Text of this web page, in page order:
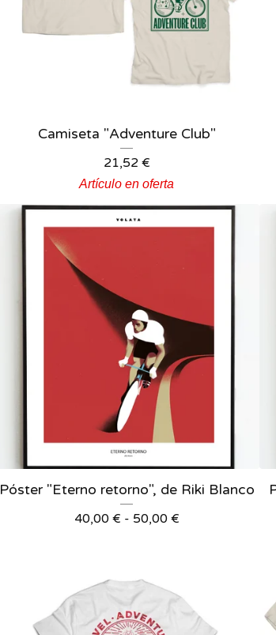
Camiseta "Adventure Club"
21,52 €
Artículo en oferta
Póster "Eterno retorno", de Riki Blanco
40,00 € - 50,00 €